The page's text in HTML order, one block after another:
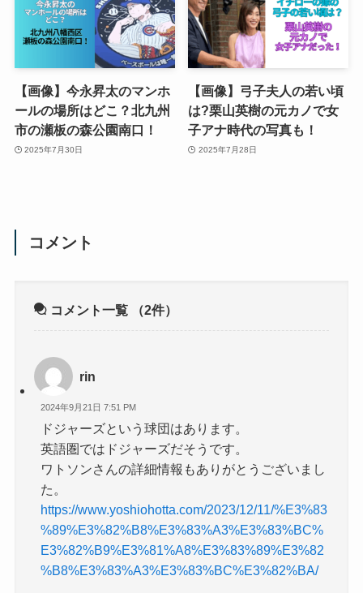
【画像】今永昇太のマンホ
ールの場所はどこ？北九州
市の瀬板の森公園南口！
2025年7月30日
【画像】弓子夫人の若い頃
は?栗山英樹の元カノで女
子アナ時代の写真も！
2025年7月28日
コメント
コメント一覧 （2件）
rin
2024年9月21日 7:51 PM
ドジャーズという球団はあります。
英語圏ではドジャーズだそうです。
ワトソンさんの詳細情報もありがとうございまし
た。
https://www.yoshiohotta.com/2023/12/11/%E3%83
%89%E3%82%B8%E3%83%A3%E3%83%BC%
E3%82%B9%E3%81%A8%E3%83%89%E3%82
%B8%E3%83%A3%E3%83%BC%E3%82%BA/